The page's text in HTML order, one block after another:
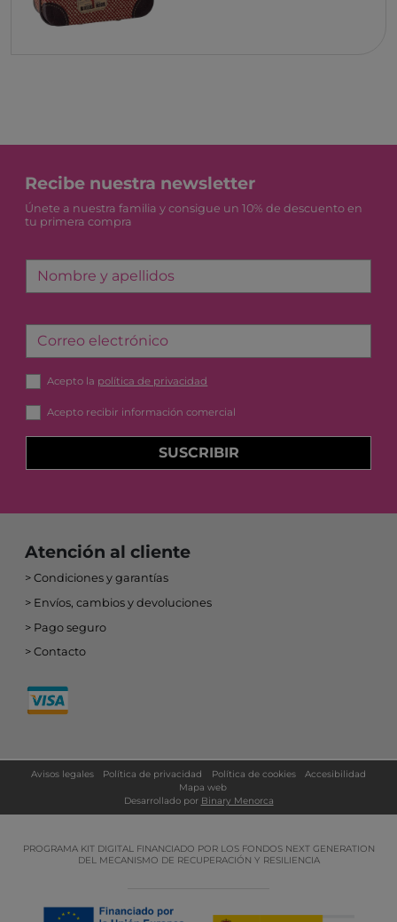
Recibe nuestra newsletter
Únete a nuestra familia y consigue un 10% de descuento en
tu primera compra
Nombre y apellidos
Correo electrónico
Acepto la política de privacidad
Acepto recibir información comercial
SUSCRIBIR
Atención al cliente
Condiciones y garantías
Envíos, cambios y devoluciones
Pago seguro
Contacto
Avisos legales Política de privacidad Política de cookies
Accesibilidad
Mapa web
Desarrollado por Binary Menorca
PROGRAMA KIT DIGITAL FINANCIADO POR LOS FONDOS NEXT GENERATION
DEL MECANISMO DE RECUPERACIÓN Y RESILIENCIA